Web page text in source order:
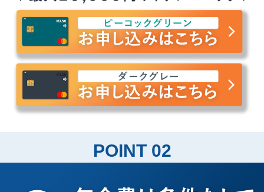
POINT 02